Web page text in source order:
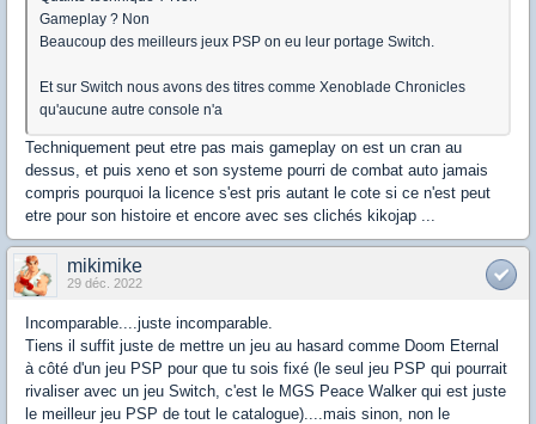
Gameplay ? Non
Beaucoup des meilleurs jeux PSP on eu leur portage Switch.
Et sur Switch nous avons des titres comme Xenoblade Chronicles
qu'aucune autre console n'a
Techniquement peut etre pas mais gameplay on est un cran au
dessus, et puis xeno et son systeme pourri de combat auto jamais
compris pourquoi la licence s'est pris autant le cote si ce n'est peut
etre pour son histoire et encore avec ses clichés kikojap ...
mikimike
29 déc. 2022
Incomparable....juste incomparable.
Tiens il suffit juste de mettre un jeu au hasard comme Doom Eternal
à côté d'un jeu PSP pour que tu sois fixé (le seul jeu PSP qui pourrait
rivaliser avec un jeu Switch, c'est le MGS Peace Walker qui est juste
le meilleur jeu PSP de tout le catalogue)....mais sinon, non le